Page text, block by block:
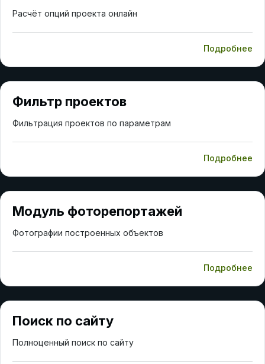
Расчёт опций проекта онлайн
Подробнее
Фильтр проектов
Фильтрация проектов по параметрам
Подробнее
Модуль фоторепортажей
Фотографии построенных объектов
Подробнее
Поиск по сайту
Полноценный поиск по сайту